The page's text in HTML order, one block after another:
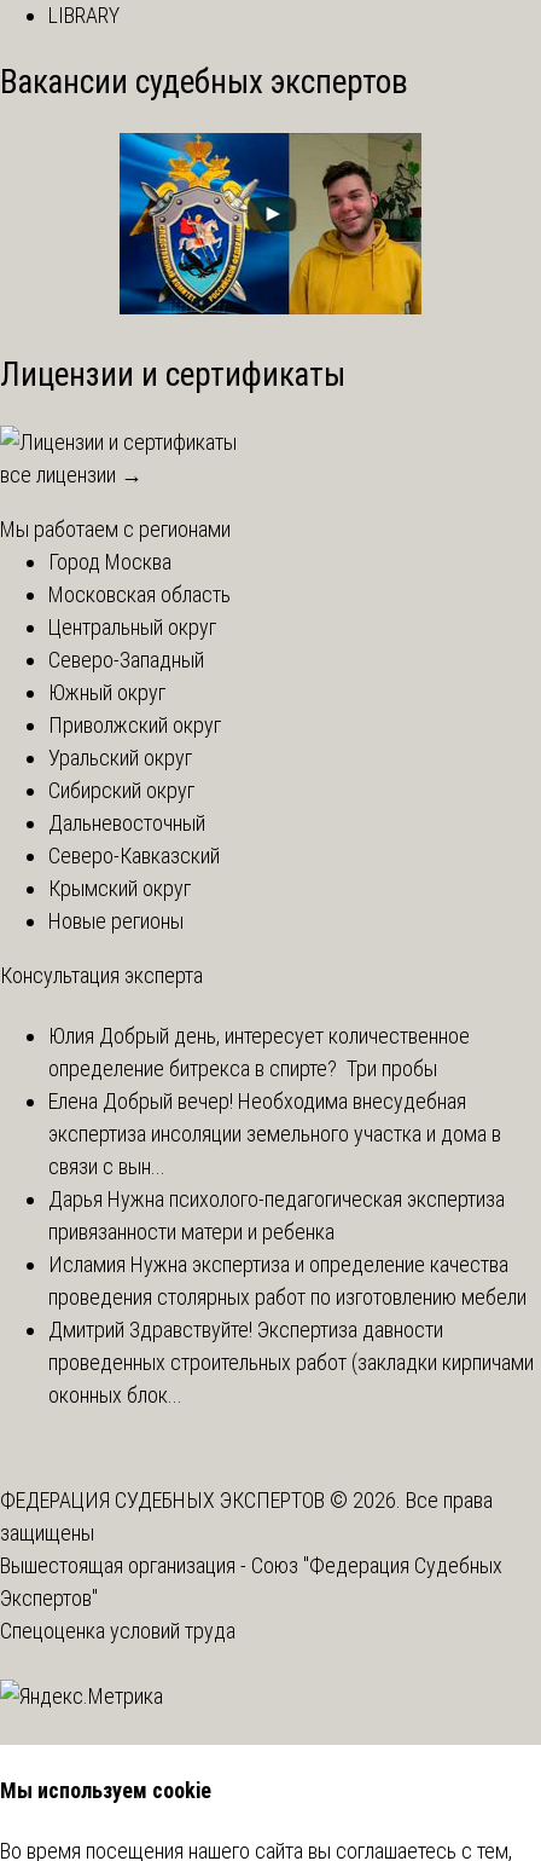
LIBRARY
Вакансии судебных экспертов
Лицензии и сертификаты
все лицензии →
Мы работаем с регионами
Город Москва
Московская область
Центральный округ
Северо-Западный
Южный округ
Приволжский округ
Уральский округ
Сибирский округ
Дальневосточный
Северо-Кавказский
Крымский округ
Новые регионы
Консультация эксперта
Юлия Добрый день, интересует количественное
определение битрекса в спирте? Три пробы
Елена Добрый вечер! Необходима внесудебная
экспертиза инсоляции земельного участка и дома в
связи с вын...
Дарья Нужна психолого-педагогическая экспертиза
привязанности матери и ребенка
Исламия Нужна экспертиза и определение качества
проведения столярных работ по изготовлению мебели
Дмитрий Здравствуйте! Экспертиза давности
проведенных строительных работ (закладки кирпичами
оконных блок...
ФЕДЕРАЦИЯ СУДЕБНЫХ ЭКСПЕРТОВ © 2026. Все права
защищены
Вышестоящая организация - Союз "Федерация Судебных
Экспертов"
Спецоценка условий труда
Мы используем cookie
Во время посещения нашего сайта вы соглашаетесь с тем,